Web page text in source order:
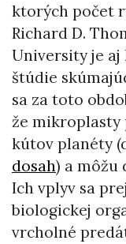
ktorých počet
Richard D.
University je aj
štúdie
sa za toto
že mikroplasty
kútov planéty
dosah) a môžu
Ich vplyv sa
biologickej
vrcholné